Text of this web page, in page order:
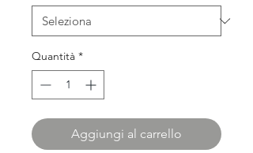
Quantità *
Aggiungi al carrello